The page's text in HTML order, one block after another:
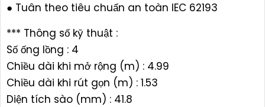
● Tuân theo tiêu chuẩn an toàn IEC 62193
*** Thông số kỹ thuật :
Số ống lồng : 4
Chiều dài khi mở rộng (m) : 4.99
Chiều dài khi rút gọn (m) : 1.53
Diện tích sào (mm) : 41.8